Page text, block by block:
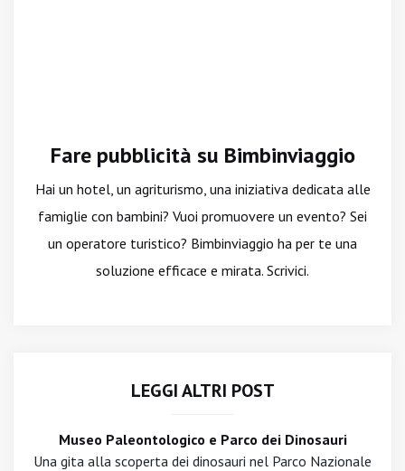
Fare pubblicità su Bimbinviaggio
Hai un hotel, un agriturismo, una iniziativa dedicata alle
famiglie con bambini? Vuoi promuovere un evento? Sei
un operatore turistico? Bimbinviaggio ha per te una
soluzione efficace e mirata. Scrivici.
LEGGI ALTRI POST
Museo Paleontologico e Parco dei Dinosauri
Una gita alla scoperta dei dinosauri nel Parco Nazionale